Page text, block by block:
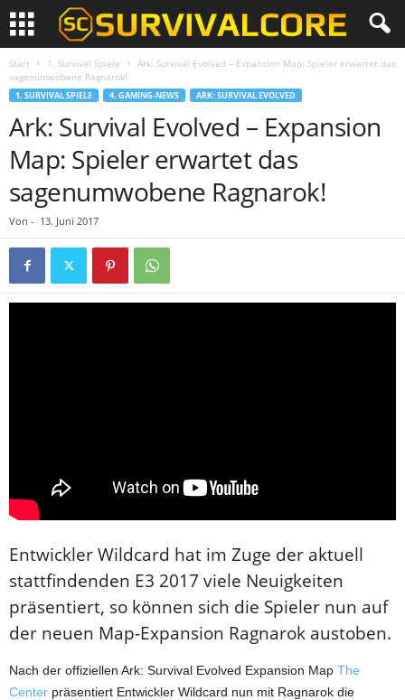
Start 1. Survival Spiele
Ark: Survival Evolved – Expansion Map: Spieler erwartet das
sagenumwobene Ragnarok!
1. SURVIVAL SPIELE 4. GAMING-NEWS ARK: SURVIVAL EVOLVED
Ark: Survival Evolved – Expansion
Map: Spieler erwartet das
sagenumwobene Ragnarok!
Von - 13. Juni 2017
Entwickler Wildcard hat im Zuge der aktuell
stattfindenden E3 2017 viele Neuigkeiten
präsentiert, so können sich die Spieler nun auf
der neuen Map-Expansion Ragnarok austoben.
Nach der offiziellen Ark: Survival Evolved Expansion Map The
Center präsentiert Entwickler Wildcard nun mit Ragnarok die